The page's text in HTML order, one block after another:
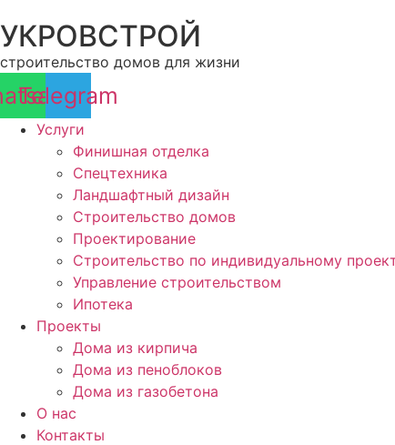
к
УКРОВСТРОЙ
строительство домов для жизни
Telegram
Услуги
Финишная отделка
Спецтехника
Ландшафтный дизайн
Строительство домов
Проектирование
Строительство по индивидуальному
Управление строительством
Ипотека
Проекты
Дома из кирпича
Дома из пеноблоков
Дома из газобетона
О нас
Контакты